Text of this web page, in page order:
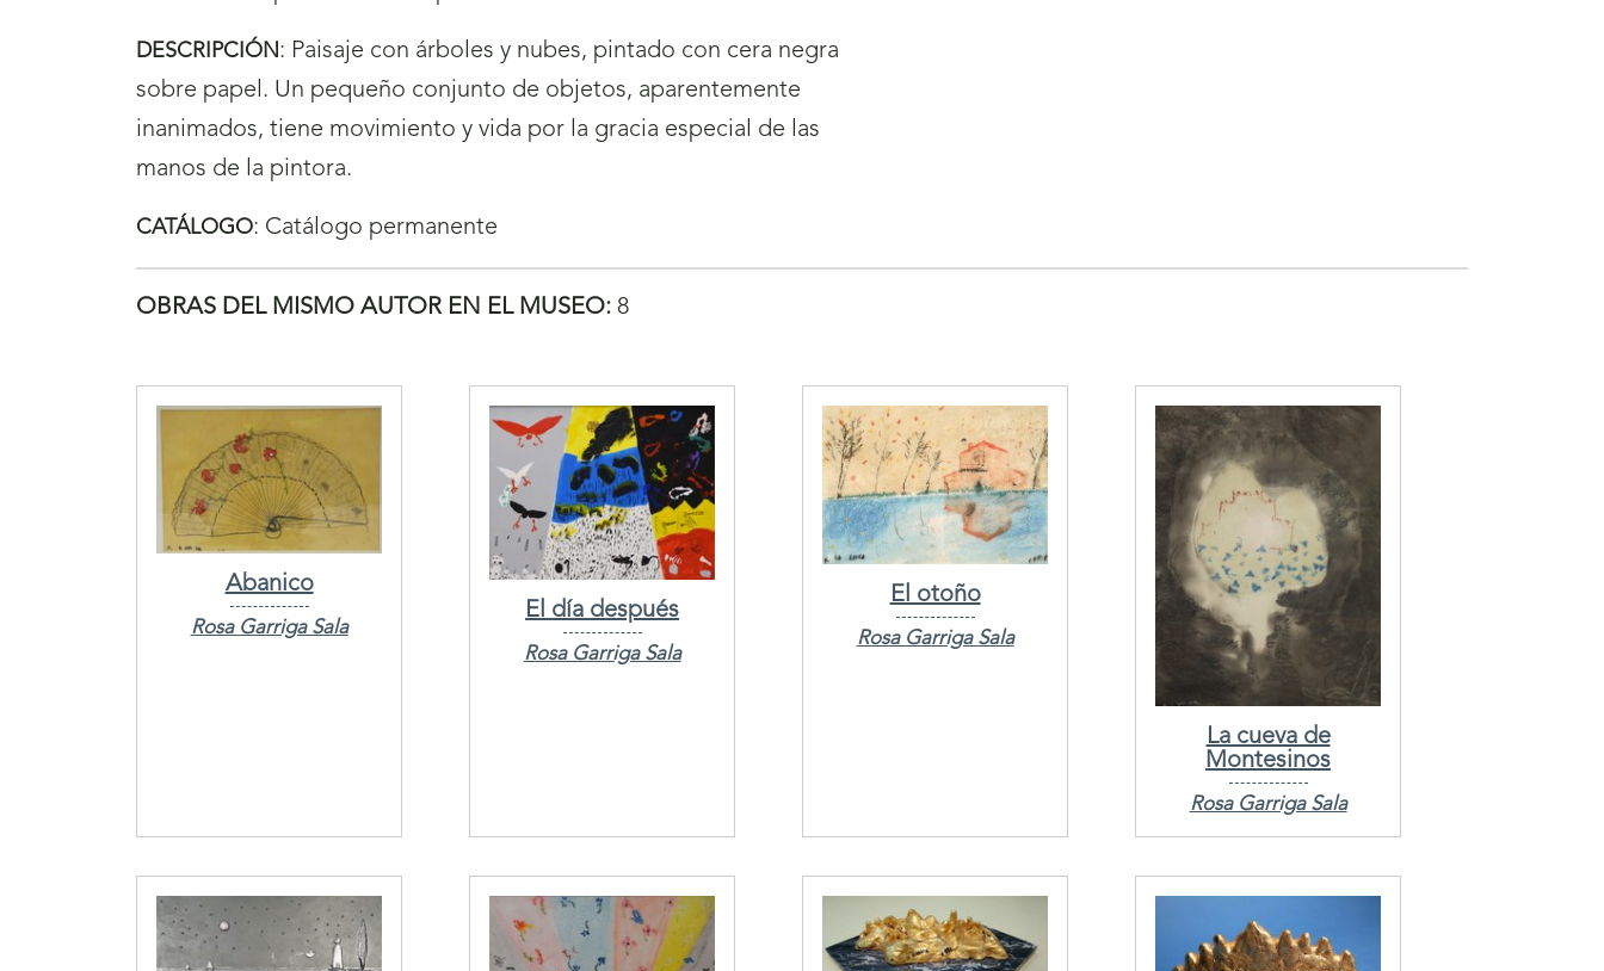
DESCRIPCIÓN: Paisaje con árboles y nubes, pintado con cera negra
sobre papel. Un pequeño conjunto de objetos, aparentemente
inanimados, tiene movimiento y vida por la gracia especial de las
manos de la pintora.
CATÁLOGO: Catálogo permanente
OBRAS DEL MISMO AUTOR EN EL MUSEO: 8
Abanico
Rosa Garriga Sala
El día después
Rosa Garriga Sala
El otoño
Rosa Garriga Sala
La cueva de
Montesinos
Rosa Garriga Sala